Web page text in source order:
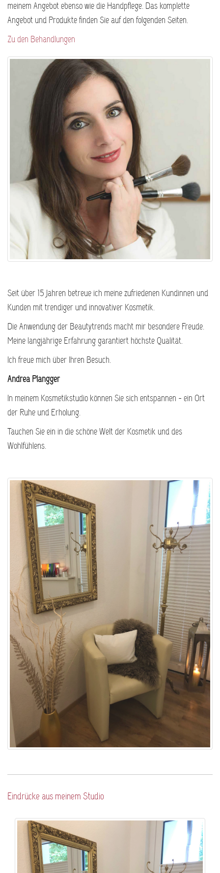
meinem Angebot ebenso wie die Handpflege. Das komplette
Angebot und Produkte finden Sie auf den folgenden Seiten.
Zu den Behandlungen
Seit über 15 Jahren betreue ich meine zufriedenen Kundinnen und
Kunden mit trendiger und innovativer Kosmetik.
Die Anwendung der Beautytrends macht mir besondere Freude.
Meine langjährige Erfahrung garantiert höchste Qualität.
Ich freue mich über Ihren Besuch.
Andrea Plangger
In meinem Kosmetikstudio können Sie sich entspannen - ein Ort
der Ruhe und Erholung.
Tauchen Sie ein in die schöne Welt der Kosmetik und des
Wohlfühlens.
Eindrücke aus meinem Studio